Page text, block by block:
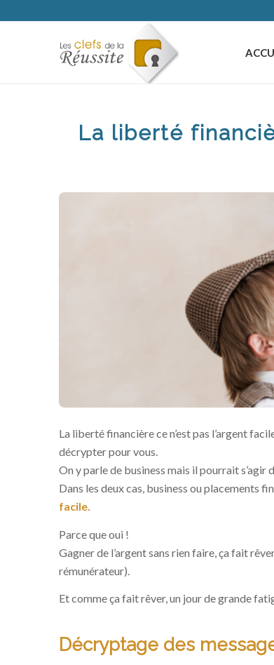
La liberté
La liberté financière ce n’est pas l’argent
décrypter pour vous.
On y parle de business mais il pourrait
Dans les deux cas, business ou placements
facile.
Parce que oui !
Gagner de l’argent sans rien faire, ça fait
rémunérateur).
Et comme ça fait rêver, un jour de grande
Décryptage des